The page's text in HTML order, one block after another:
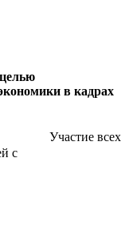
в кадрах
Участие всех